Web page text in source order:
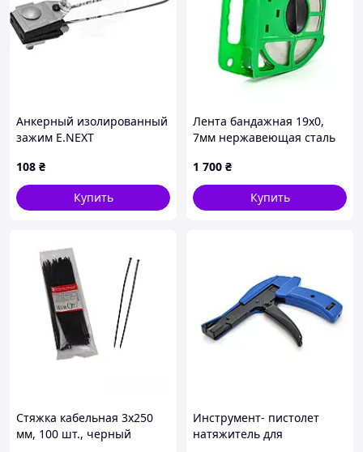
Анкерный изолированный
зажим E.NEXT
проволочной скобой
(p025101),p025101,
108 ₴
Купить
Лента бандажная 19х0,
7мм нержавеющая сталь
1 700 ₴
Купить
Стяжка кабельная 3х250
мм, 100 шт., черный
Инструмент- пистолет
натяжитель для